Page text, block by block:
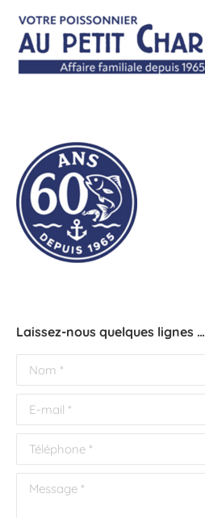
Laissez-nous quelques lignes …
Nom *
E-mail *
Téléphone *
Message *